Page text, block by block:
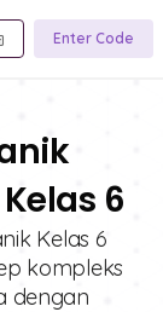
Enter Code
6
Kelas 6
kompleks
dengan